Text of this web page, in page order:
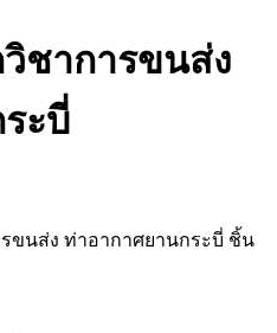
ชาการขนส่ง
ะบี่
ขนส่ง ท่าอากาศยานกระบี่ ชิ้น